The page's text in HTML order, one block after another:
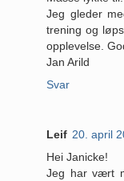
Jeg gleder
trening og
opplevelse.
Jan Arild
Svar
Leif 20. april
Hei Janicke!
Jeg har vært